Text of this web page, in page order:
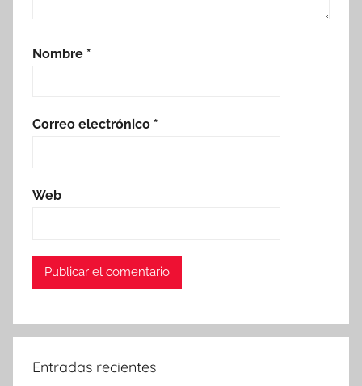
Nombre *
Correo electrónico *
Web
Entradas recientes